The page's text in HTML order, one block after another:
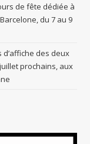
de fête dédiée à
du 7 au 9
d’affiche des deux
prochains, aux